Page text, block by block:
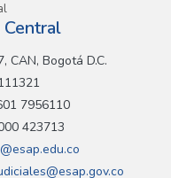
Bogotá D.C.
7956110
423713